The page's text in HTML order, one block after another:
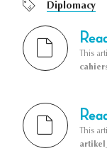
Diplomacy
This
This